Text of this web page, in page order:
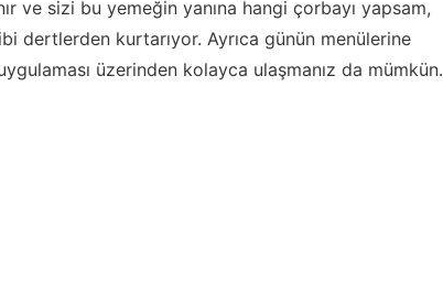
ve sizi bu yemeğin yanına hangi çorbayı yapsam,
dertlerden kurtarıyor. Ayrıca günün menülerine
üzerinden kolayca ulaşmanız da mümkün.